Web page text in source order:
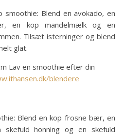
smoothie: Blend en avokado, en
en kop mandelmælk og en
Tilsæt isterninger og blend
glat.
Lav en smoothie efter din
blendere
Blend en kop frosne bær, en
honning og en skefuld